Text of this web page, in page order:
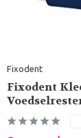
Fixodent
Fixodent